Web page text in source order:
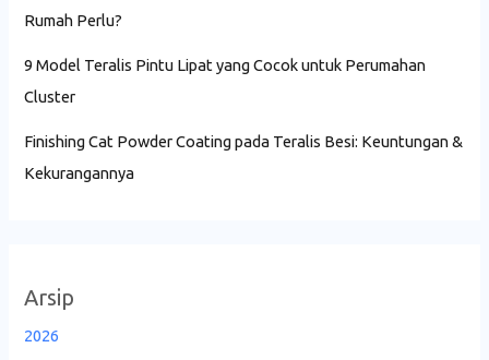
Rumah Perlu?
9 Model Teralis Pintu Lipat yang Cocok untuk Perumahan
Cluster
Finishing Cat Powder Coating pada Teralis Besi: Keuntungan &
Kekurangannya
Arsip
2026